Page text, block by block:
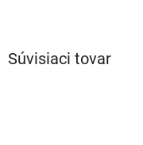
Súvisiaci tovar